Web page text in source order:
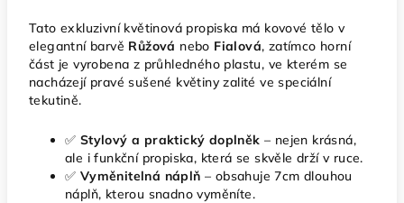
Tato exkluzivní květinová propiska má kovové tělo v
elegantní barvě Růžová nebo Fialová, zatímco horní
část je vyrobena z průhledného plastu, ve kterém se
nacházejí pravé sušené květiny zalité ve speciální
tekutině.
✅ Stylový a praktický doplněk – nejen krásná,
ale i funkční propiska, která se skvěle drží v ruce.
✅ Vyměnitelná náplň – obsahuje 7cm dlouhou
náplň, kterou snadno vyměníte.